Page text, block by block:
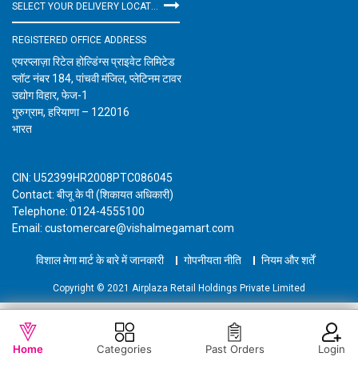
WISHLIST
REGISTERED OFFICE ADDRESS
एयरप्लाज़ा रिटेल होल्डिंग्स प्राइवेट लिमिटेड
प्लॉट नंबर 184, पांचवी मंजिल, प्लेटिनम टावर
उद्योग विहार, फेज-1
गुरुग्राम, हरियाणा – 122016
भारत
CIN: U52399HR2008PTC086045
Contact: बीजू के पी (शिकायत अधिकारी)
Telephone: 0124-4555100
Email: customercare@vishalmegamart.com
विशाल मेगा मार्ट के बारे में जानकारी गोपनीयता नीति नियम और शर्तें
Copyright © 2021 Airplaza Retail Holdings Private Limited
Home Categories Past Orders Login